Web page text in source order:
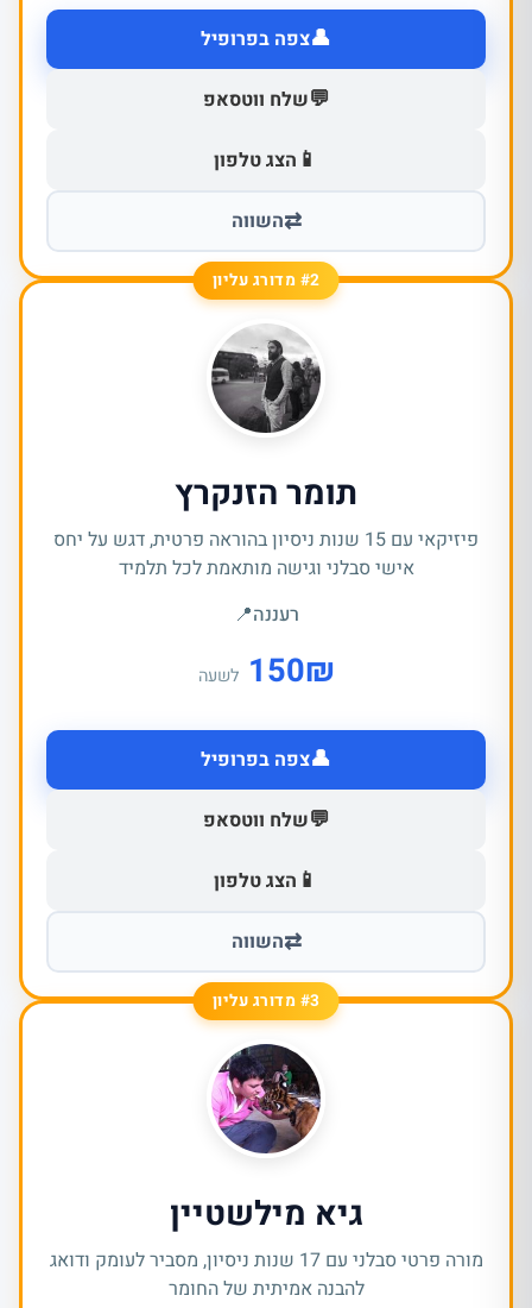
👤צפה בפרופיל
💬שלח ווטסאפ
📱 הצג טלפון
⇄השווה
#2 מדורג עליון
תומר הזנקרץ
פיזיקאי עם 15 שנות ניסיון בהוראה פרטית, דגש על יחס
אישי סבלני וגישה מותאמת לכל תלמיד
רעננה📍
₪
150 לשעה
👤צפה בפרופיל
💬שלח ווטסאפ
📱 הצג טלפון
⇄השווה
#3 מדורג עליון
גיא מילשטיין
מורה פרטי סבלני עם 17 שנות ניסיון, מסביר לעומק ודואג
להבנה אמיתית של החומר